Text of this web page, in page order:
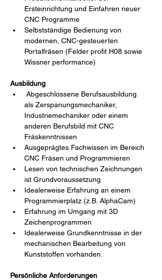
Ersteinrichtung und Einfahren neuer
CNC Programme
Selbstständige Bedienung von
modernen, CNC-gesteuerten
Portalfräsen (Felder profit H08 sowie
Wissner performance)
Ausbildung
als Zerspanungsmechaniker,
Industriemechaniker oder einem
anderen Berufsbild mit CNC
Fräskenntnissen
Ausgeprägtes Fachwissen im Bereich
CNC Fräsen und Programmieren
Lesen von technischen Zeichnungen
ist Grundvoraussetzung
Idealerweise Erfahrung an einem
Programmierplatz (z.B. AlphaCam)
Erfahrung im Umgang mit 3D
Zeichenprogrammen
Idealerweise Grundkenntnisse in der
mechanischen Bearbeitung von
Kunststoffen vorhanden.
Persönliche Anforderungen